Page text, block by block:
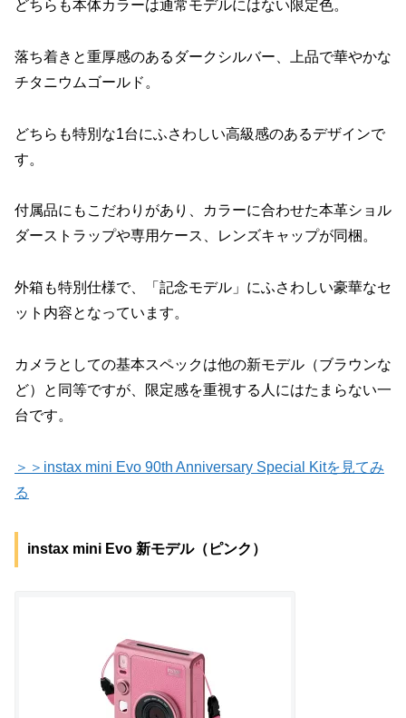
どちらも本体カラーは通常モデルにはない限定色。
落ち着きと重厚感のあるダークシルバー、上品で華やかな
チタニウムゴールド。
どちらも特別な1台にふさわしい高級感のあるデザインで
す。
付属品にもこだわりがあり、カラーに合わせた本革ショル
ダーストラップや専用ケース、レンズキャップが同梱。
外箱も特別仕様で、「記念モデル」にふさわしい豪華なセ
ット内容となっています。
カメラとしての基本スペックは他の新モデル（ブラウンな
ど）と同等ですが、限定感を重視する人にはたまらない一
台です。
＞＞instax mini Evo 90th Anniversary Special Kitを見てみ
る
instax mini Evo 新モデル（ピンク）